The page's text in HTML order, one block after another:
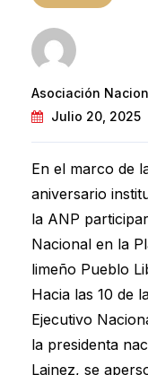
Asociación
Julio 20, 2025
En el marco de
aniversario
la ANP
Nacional en la
limeño Pueblo
Hacia las 10 de
Ejecutivo
la presidenta
Lainez, se